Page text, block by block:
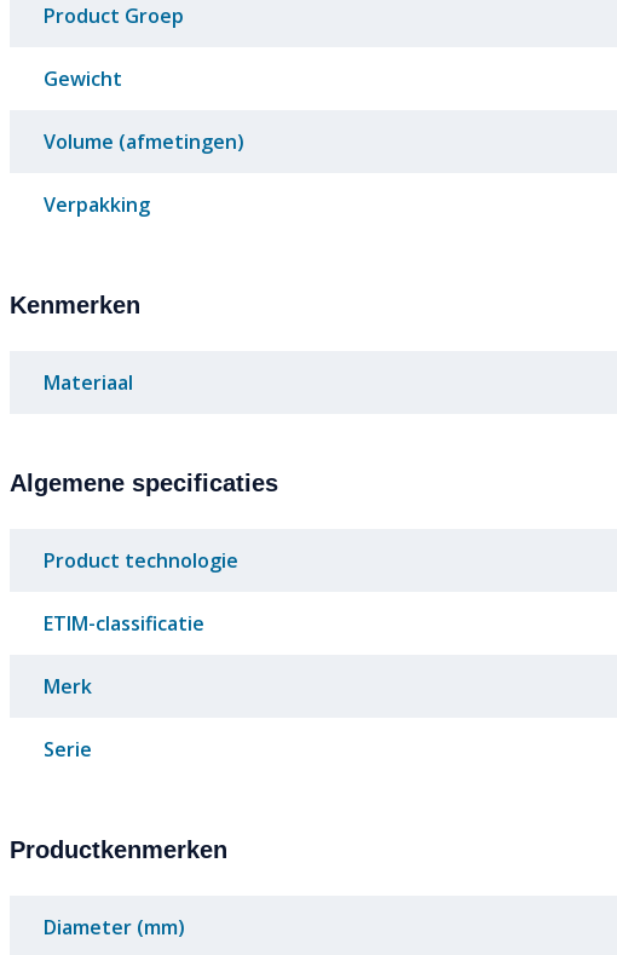
Product Groep
Gewicht
Volume (afmetingen)
Verpakking
Kenmerken
Materiaal
Algemene specificaties
Product technologie
ETIM-classificatie
Merk
Serie
Productkenmerken
Diameter (mm)